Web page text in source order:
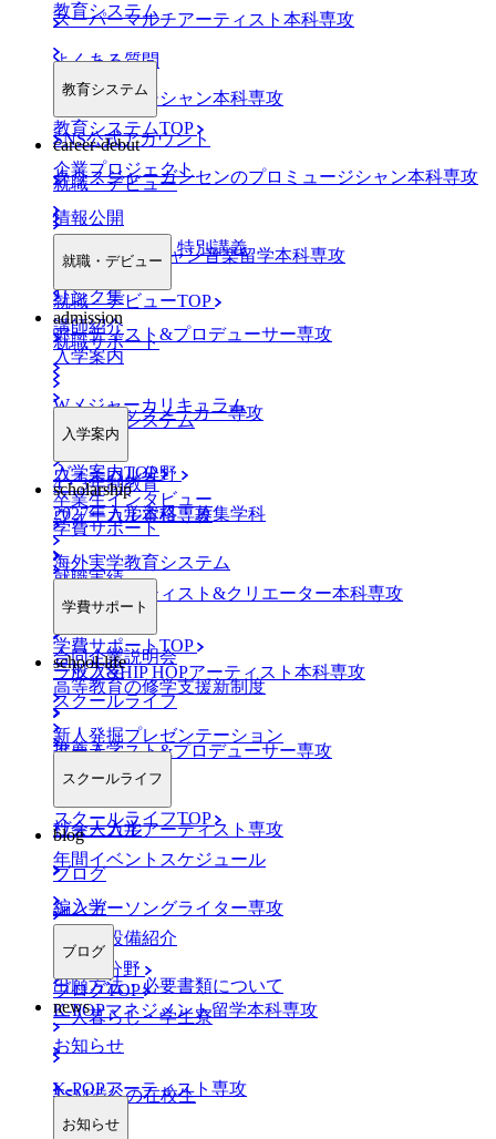
よくある質問
SNS公式アカウント
情報公開
リンク集
スーパーマルチアーティスト本科専攻
プロミュージシャン本科専攻
クリスジャーガンセンのプロミュージシャン本科専攻
NYミュージシャン音楽留学本科専攻
アーティスト&プロデューサー専攻
DJ&トラックメーカー専攻
ヴォーカル分野
ヴォーカル本科専攻
ネットアーティスト&クリエーター本科専攻
ラップ&HIP HOPアーティスト本科専攻
アーティスト&プロデューサー専攻
ヴォーカルアーティスト専攻
シンガーソングライター専攻
K-POP分野
K-POPマネジメント留学本科専攻
K-POPアーティスト専攻
教育システム
教育システム
教育システムTOP
企業プロジェクト
業界特別ゼミ・特別講義
講師紹介
Wメジャーカリキュラム
4・3年制教育
海外実学教育システム
career-debut
就職・デビュー
就職・デビュー
就職・デビューTOP
就職サポート
デビューシステム
卒業生インタビュー
就職実績
合同企業説明会
新人発掘プレゼンテーション
admission
入学案内
入学案内
入学案内TOP
2027年入学資格・募集学科
一般入学
推薦入学
社会人入学
編入学
出願方法・必要書類について
scholarship
学費サポート
学費サポート
学費サポートTOP
高等教育の修学支援新制度
school-life
スクールライフ
スクールライフ
スクールライフTOP
年間イベントスケジュール
施設・設備紹介
一人暮らし・学生寮
TSM渋谷の在校生
blog
ブログ
ブログ
ブログTOP
news
お知らせ
お知らせ